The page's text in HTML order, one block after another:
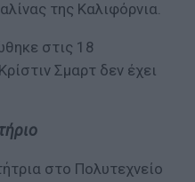
της Καλιφόρνια.
στις 18
Σμαρτ δεν έχει
στο Πολυτεχνείο